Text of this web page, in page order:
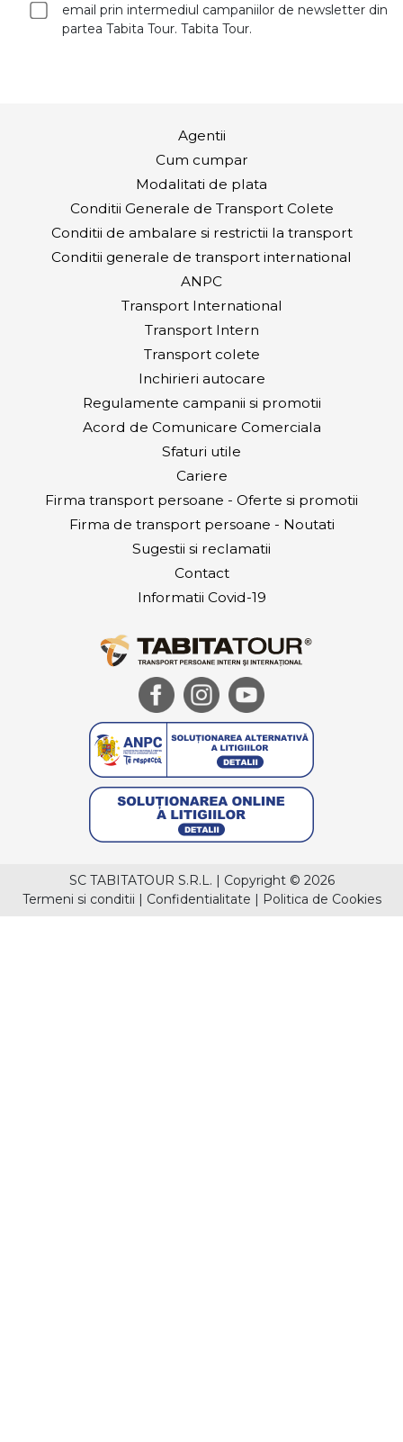
email prin intermediul campaniilor de newsletter din
partea Tabita Tour. Tabita Tour.
Agentii
Cum cumpar
Modalitati de plata
Conditii Generale de Transport Colete
Conditii de ambalare si restrictii la transport
Conditii generale de transport international
ANPC
Transport International
Transport Intern
Transport colete
Inchirieri autocare
Regulamente campanii si promotii
Acord de Comunicare Comerciala
Sfaturi utile
Cariere
Firma transport persoane - Oferte si promotii
Firma de transport persoane - Noutati
Sugestii si reclamatii
Contact
Informatii Covid-19
SC TABITATOUR S.R.L. | Copyright © 2026
Termeni si conditii | Confidentialitate | Politica de Cookies